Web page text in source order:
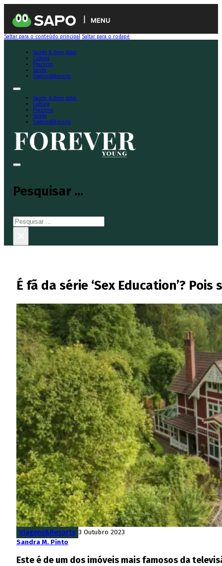
MENU
Saltar para o conteúdo principal Saltar para o rodapé
Saúde & Bem-Estar
Cultura
Prazeres
Saúde
Viagens&Resorts
Saúde & Bem-Estar
Cultura
Prazeres
Saúde
Viagens&Resorts
Pesquisar ...
Pesquisar
É fã da série ‘Sex Education’?
Viagens&Resorts 3 Outubro 2023
Sandra M. Pinto
Este é de um dos imóveis mais famosos da